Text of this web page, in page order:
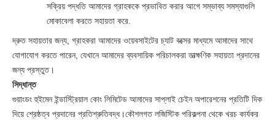
সক্রিয় পদ্ধতি আমাদের গ্রাহককে প্রভাবিত করার আগে সম্ভাব্য সমস্যাগুলি
মোকাবেলা করতে সহায়তা করে.
দ্রুত সহায়তার জন্য, গ্রাহকরা আমাদের ওয়েবসাইটের চ্যাট বক্সের মাধ্যমে আমাদের সাথে
যোগাযোগ করতে পারেন, যেখানে আমাদের ব্যবসায়িক পরিচালকরা তাত্ক্ষণিক সহায়তা প্রদানের
জন্য প্রস্তুত।
সিদ্ধান্ত
গুয়াংডং হুইমেন ইন্ডাস্ট্রিয়াল কোং লিমিটেড আমাদের সাপ্লাই চেইন অপারেশনের প্রতিটি দিক
দিয়ে শ্রেষ্ঠত্ব প্রদানের প্রতিশ্রুতিবদ্ধ।কৌশলগত লজিস্টিক পরিকল্পনা থেকে খরচ কার্যকর